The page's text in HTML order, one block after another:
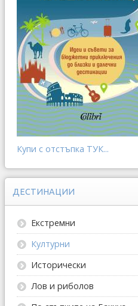
Купи с отстъпка ТУК...
ДЕСТИНАЦИИ
Екстремни
Културни
Исторически
Лов и риболов